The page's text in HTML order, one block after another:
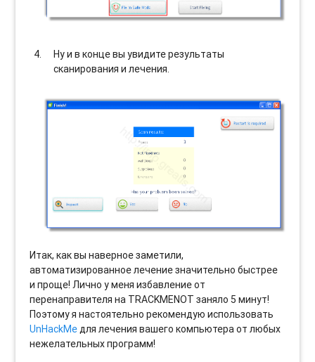
Ну и в конце вы увидите результаты
сканирования и лечения.
Итак, как вы наверное заметили,
автоматизированное лечение значительно быстрее
и проще! Лично у меня избавление от
перенаправителя на TRACKMENOT заняло 5 минут!
Поэтому я настоятельно рекомендую использовать
UnHackMeдля лечения вашего компьютера от любых
нежелательных программ!